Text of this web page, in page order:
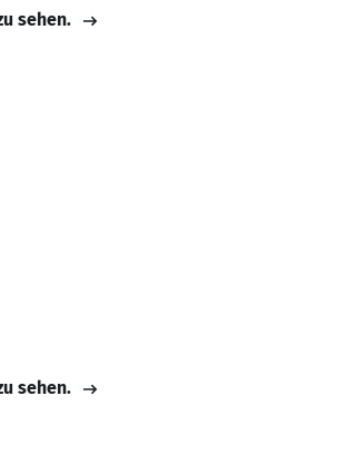
sehen.
sehen.